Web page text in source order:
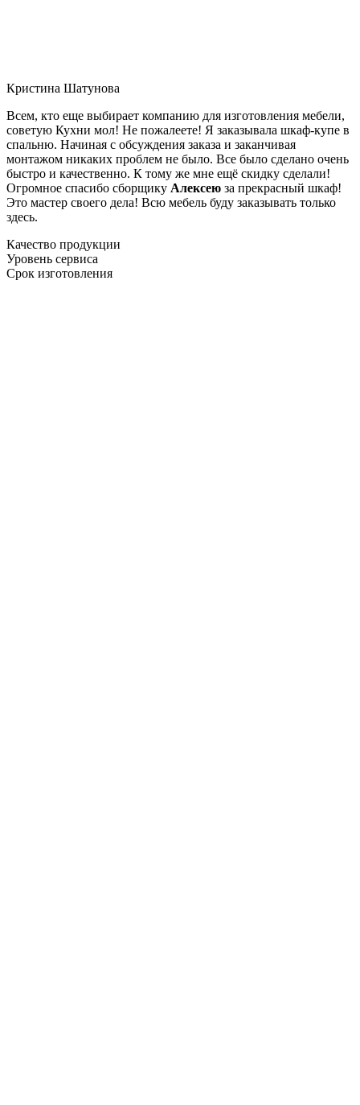
Кристина Шатунова
Всем, кто еще выбирает компанию для изготовления мебели,
советую Кухни мол! Не пожалеете! Я заказывала шкаф-купе в
спальню. Начиная с обсуждения заказа и заканчивая
монтажом никаких проблем не было. Все было сделано очень
быстро и качественно. К тому же мне ещё скидку сделали!
Огромное спасибо сборщику Алексею за прекрасный шкаф!
Это мастер своего дела! Всю мебель буду заказывать только
здесь.
Качество продукции
Уровень сервиса
Срок изготовления